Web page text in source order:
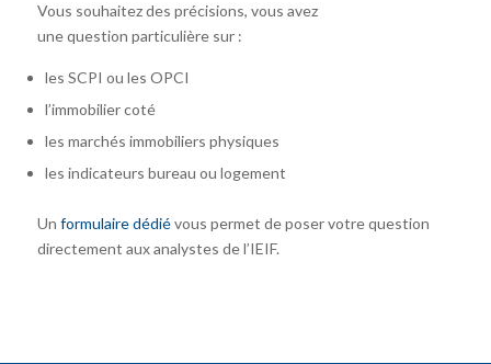
Vous souhaitez des précisions, vous avez
une question particulière sur :
les SCPI ou les OPCI
l’immobilier coté
les marchés immobiliers physiques
les indicateurs bureau ou logement
Un formulaire dédiévous permet de poser votre question
directement aux analystes de l’IEIF.